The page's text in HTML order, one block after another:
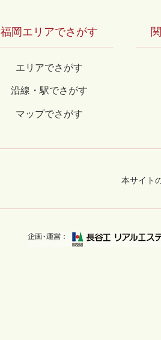
福岡エリアでさがす
エリアでさがす
沿線・駅でさがす
マップでさがす
本サイト